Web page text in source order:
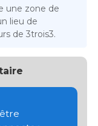
une zone de
lieu de
de 3trois3.